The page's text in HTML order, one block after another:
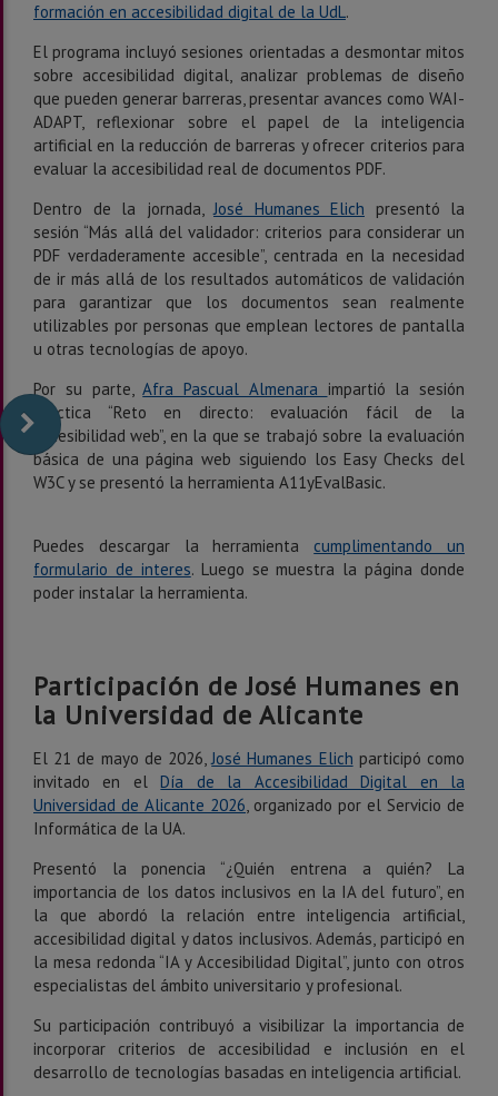
formación en accesibilidad digital de la UdL.
El programa incluyó sesiones orientadas a desmontar mitos
sobre accesibilidad digital, analizar problemas de diseño
que pueden generar barreras, presentar avances como WAI-
ADAPT, reflexionar sobre el papel de la inteligencia
artificial en la reducción de barreras y ofrecer criterios para
evaluar la accesibilidad real de documentos PDF.
Dentro de la jornada,José Humanes Elich presentó la
sesión “Más allá del validador: criterios para considerar un
PDF verdaderamente accesible”, centrada en la necesidad
de ir más allá de los resultados automáticos de validación
para garantizar que los documentos sean realmente
utilizables por personas que emplean lectores de pantalla
u otras tecnologías de apoyo.
Por su parte,Afra Pascual Almenara impartió la sesión
práctica “Reto en directo: evaluación fácil de la
accesibilidad web”, en la que se trabajó sobre la evaluación
básica de una página web siguiendo los Easy Checks del
W3C y se presentó la herramienta A11yEvalBasic.
Puedes descargar la herramienta cumplimentando un
formulario de interes. Luego se muestra la página donde
poder instalar la herramienta.
Participación de José Humanes en
la Universidad de Alicante
El 21 de mayo de 2026,José Humanes Elich participó como
invitado en elDía de la Accesibilidad Digital en la
Universidad de Alicante 2026, organizado por el Servicio de
Informática de la UA.
Presentó la ponencia “¿Quién entrena a quién? La
importancia de los datos inclusivos en la IA del futuro”, en
la que abordó la relación entre inteligencia artificial,
accesibilidad digital y datos inclusivos. Además, participó en
la mesa redonda “IA y Accesibilidad Digital”, junto con otros
especialistas del ámbito universitario y profesional.
Su participación contribuyó a visibilizar la importancia de
incorporar criterios de accesibilidad e inclusión en el
desarrollo de tecnologías basadas en inteligencia artificial.